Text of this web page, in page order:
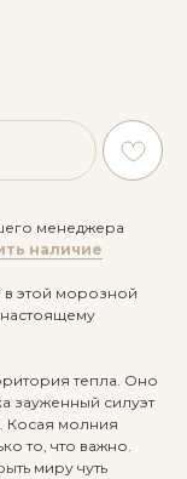
менеджера
наличие
в этой морозной
тепла. Оно
зауженный силуэт
Косая молния
то, что важно.
миру чуть